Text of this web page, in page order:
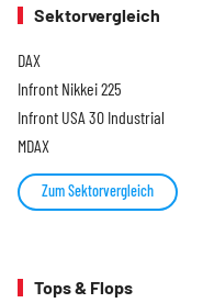
Sektorvergleich
DAX
Infront Nikkei 225
Infront USA 30 Industrial
MDAX
Zum Sektorvergleich
Tops & Flops